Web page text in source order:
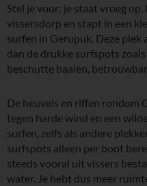
Stel je voor: je staat vroeg
vissersdorp en stapt in een
surfen in Gerupuk. Deze plek
dan de drukke surfspots
beschutte baaien,
De heuvels en riffen rondom
tegen harde wind en een
surfen, zelfs als andere
surfspots alleen per boot
steeds vooral uit vissers
water. Je hebt dus meer